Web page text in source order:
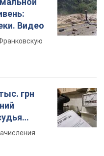
Видео
грн